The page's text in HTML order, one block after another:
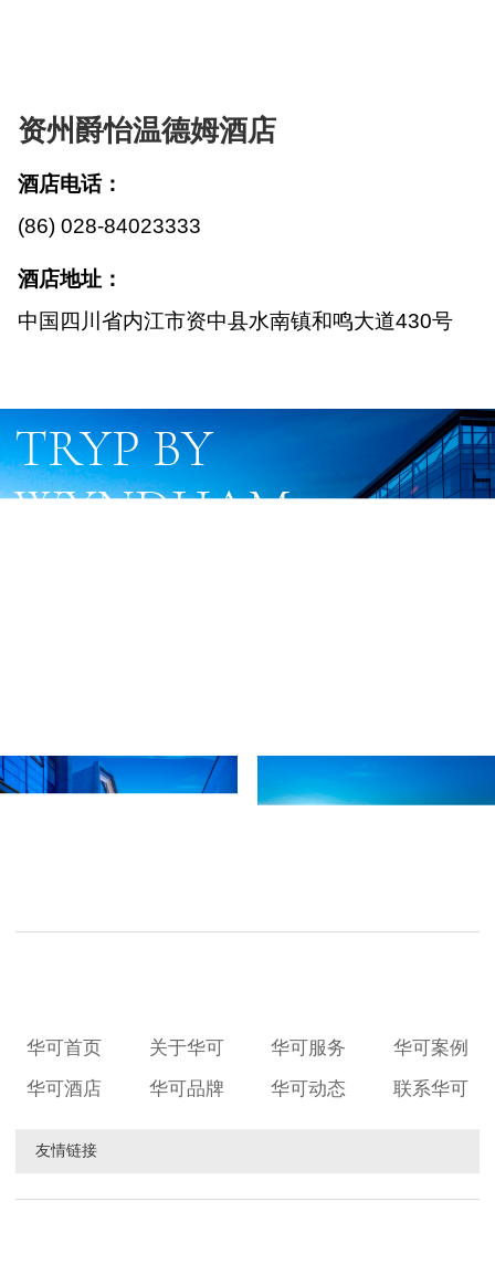
TRYP BY
WYNDHAM
资州爵怡温德姆酒店
酒店电话：
(86) 028-84023333
酒店地址：
中国四川省内江市资中县水南镇和鸣大道430号
华可首页 关于华可 华可服务
华可案例
华可酒店
华可品牌 华可动态 联系华可
友情链接